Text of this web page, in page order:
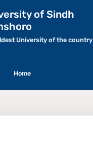
of Sindh
University of the country
Home